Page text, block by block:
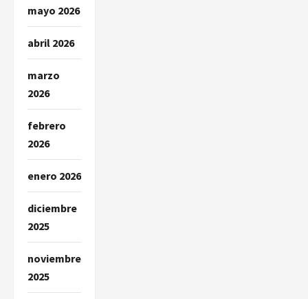
mayo 2026
abril 2026
marzo
2026
febrero
2026
enero 2026
diciembre
2025
noviembre
2025